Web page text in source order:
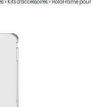
> Kits d'accessoires> HoloFrame pour